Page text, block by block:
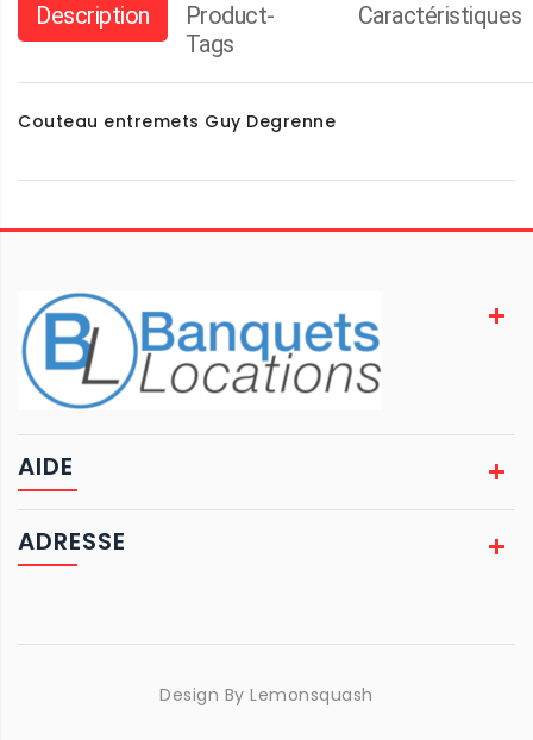
Description
Product-
Tags
Caractéristiques
Couteau entremets Guy Degrenne
AIDE
ADRESSE
Design ByLemonsquash